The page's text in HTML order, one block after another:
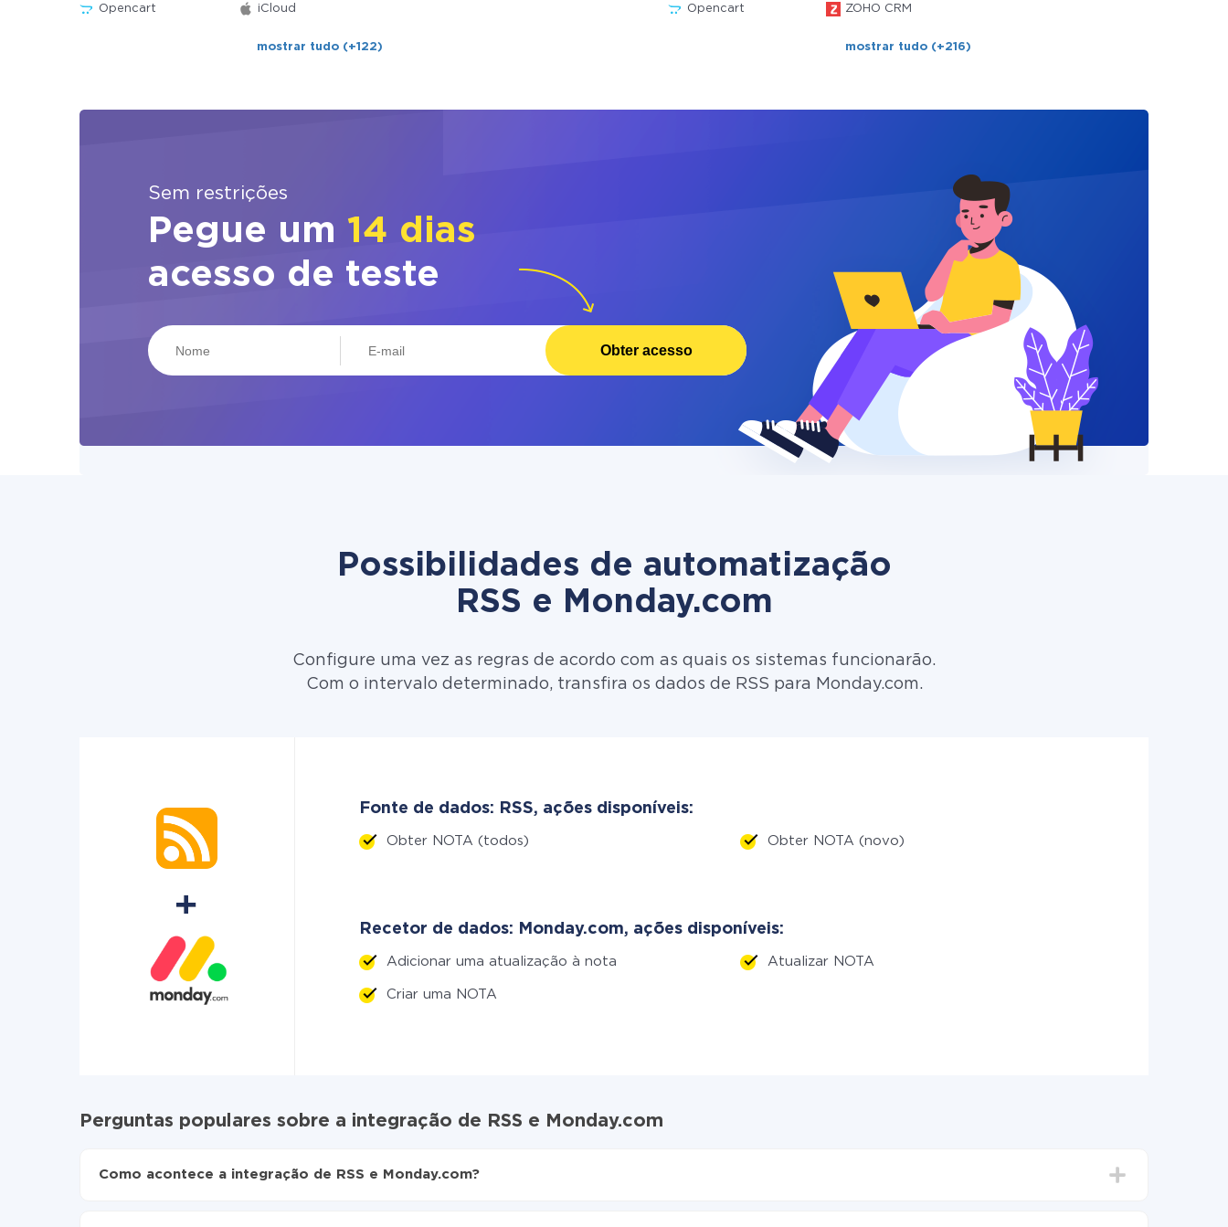
Opencart iCloud
mostrar tudo (+122)
Opencart ZOHO CRM
mostrar tudo (+216)
Sem restrições
Pegue um 14 dias
acesso de teste
Obter acesso
Possibilidades de automatização
RSS e Monday.com
Configure uma vez as regras de acordo com as quais os sistemas funcionarão.
Com o intervalo determinado, transfira os dados de RSS para Monday.com.
Fonte de dados: RSS, ações disponíveis:
Obter NOTA (todos) Obter NOTA (novo)
Recetor de dados: Monday.com, ações disponíveis:
Adicionar uma atualização à nota Atualizar NOTA
Criar uma NOTA
Perguntas populares sobre a integração de RSS e Monday.com
Como acontece a integração de RSS e Monday.com?